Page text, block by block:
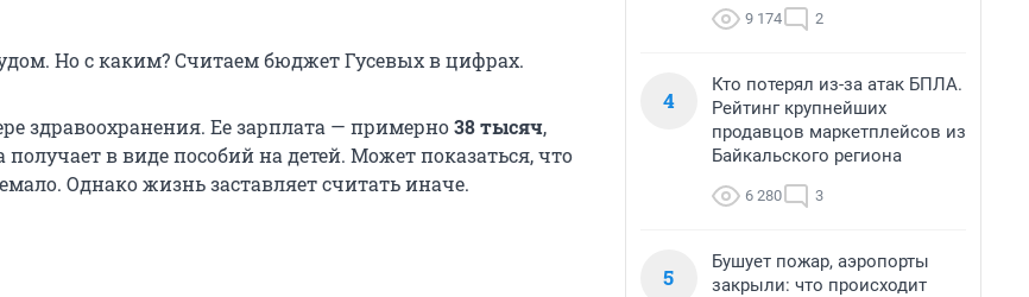
Но с каким? Считаем бюджет Гусевых в цифрах.
здравоохранения. Ее зарплата — примерно38 тысяч,
получает в виде пособий на детей. Может показаться, что
Однако жизнь заставляет считать иначе.
9 174 2
4
Кто потерял из-за атак БПЛА.
Рейтинг крупнейших
продавцов маркетплейсов из
Байкальского региона
6 280 3
5
Бушует пожар, аэропорты
закрыли: что происходит